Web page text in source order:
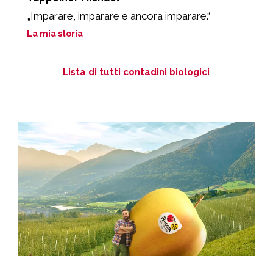
„Imparare, imparare e ancora imparare.“
La mia storia
Lista di tutti contadini biologici